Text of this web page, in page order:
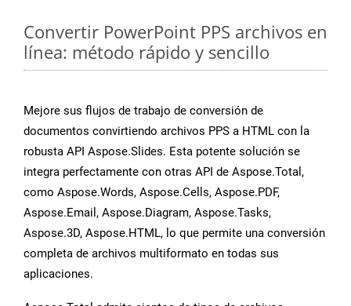
Convertir PowerPoint PPS archivos en
línea: método rápido y sencillo
Mejore sus flujos de trabajo de conversión de
documentos convirtiendo archivos PPS a HTML con la
robusta API Aspose.Slides. Esta potente solución se
integra perfectamente con otras API de Aspose.Total,
como Aspose.Words, Aspose.Cells, Aspose.PDF,
Aspose.Email, Aspose.Diagram, Aspose.Tasks,
Aspose.3D, Aspose.HTML, lo que permite una conversión
completa de archivos multiformato en todas sus
aplicaciones.